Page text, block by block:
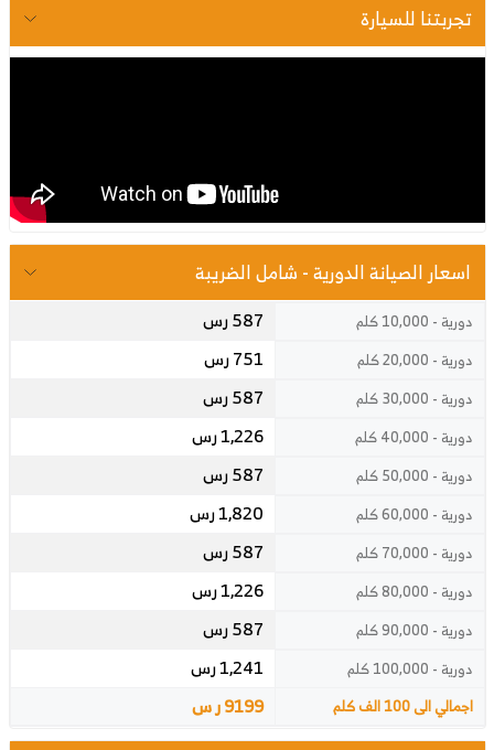
تجربتنا للسيارة
اسعار الصيانة الدورية - شامل الضريبة
دورية - 10,000 كلم 587 رس
دورية - 20,000 كلم 751 رس
دورية - 30,000 كلم 587 رس
دورية - 40,000 كلم 1,226 رس
دورية - 50,000 كلم 587 رس
دورية - 60,000 كلم 1,820 رس
دورية - 70,000 كلم 587 رس
دورية - 80,000 كلم 1,226 رس
دورية - 90,000 كلم 587 رس
دورية - 100,000 كلم 1,241 رس
اجمالي الى 100 الف كلم 9199 ر س